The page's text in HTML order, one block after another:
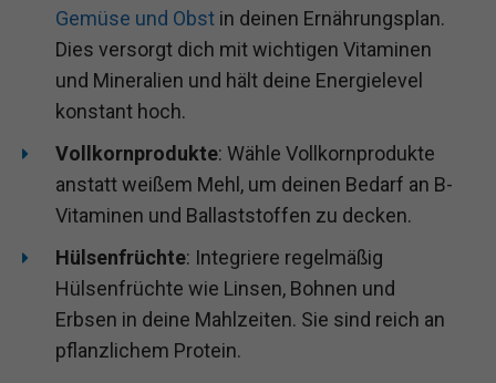
Gemüse und Obst in deinen Ernährungsplan.
Dies versorgt dich mit wichtigen Vitaminen
und Mineralien und hält deine Energielevel
konstant hoch.
Vollkornprodukte: Wähle Vollkornprodukte
anstatt weißem Mehl, um deinen Bedarf an B-
Vitaminen und Ballaststoffen zu decken.
Hülsenfrüchte: Integriere regelmäßig
Hülsenfrüchte wie Linsen, Bohnen und
Erbsen in deine Mahlzeiten. Sie sind reich an
pflanzlichem Protein.